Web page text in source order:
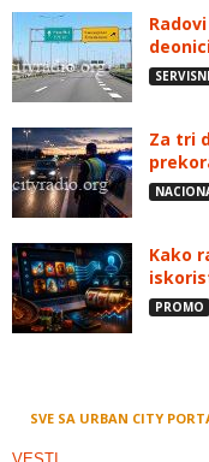
Za tri
Kako
PROMO
SVE SA URBAN CITY